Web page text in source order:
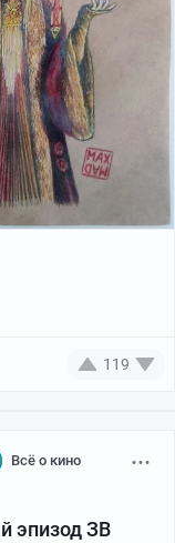
119
Всё о кино
эпизод ЗВ